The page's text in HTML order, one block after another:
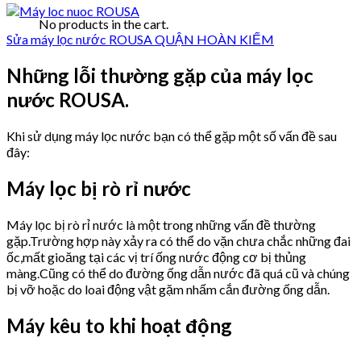
No products in the cart.
Sửa máy lọc nước ROUSA QUẬN HOÀN KIẾM
Những lỗi thường gặp của máy lọc
nước ROUSA.
Khi sử dụng máy lọc nước bạn có thể gặp một số vấn đề sau
đây:
Máy lọc bị rò rỉ nước
Máy lọc bị rò rỉ nước là một trong những vấn đề thường
gặp.Trường hợp này xảy ra có thể do vặn chưa chắc những đai
ốc,mất gioăng tại các vị trí ống nước động cơ bị thủng
màng.Cũng có thể do đường ống dẫn nước đã quá cũ và chúng
bị vỡ hoặc do loai động vật gặm nhấm cắn đường ống dẫn.
Máy kêu to khi hoạt động